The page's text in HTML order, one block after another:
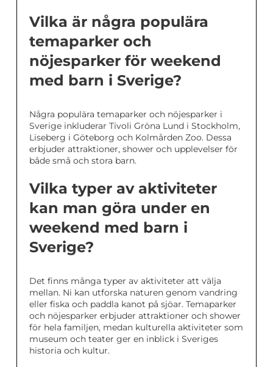
Vilka är några populära
temaparker och
nöjesparker för weekend
med barn i Sverige?
Några populära temaparker och nöjesparker i
Sverige inkluderar Tivoli Gröna Lund i Stockholm,
Liseberg i Göteborg och Kolmården Zoo. Dessa
erbjuder attraktioner, shower och upplevelser för
både små och stora barn.
Vilka typer av aktiviteter
kan man göra under en
weekend med barn i
Sverige?
Det finns många typer av aktiviteter att välja
mellan. Ni kan utforska naturen genom vandring
eller fiska och paddla kanot på sjöar. Temaparker
och nöjesparker erbjuder attraktioner och shower
för hela familjen, medan kulturella aktiviteter som
museum och teater ger en inblick i Sveriges
historia och kultur.